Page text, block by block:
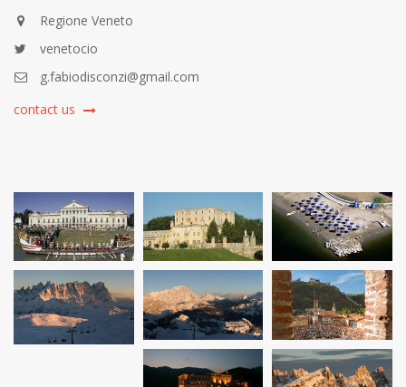
Regione Veneto
venetocio
g.fabiodisconzi@gmail.com
contact us